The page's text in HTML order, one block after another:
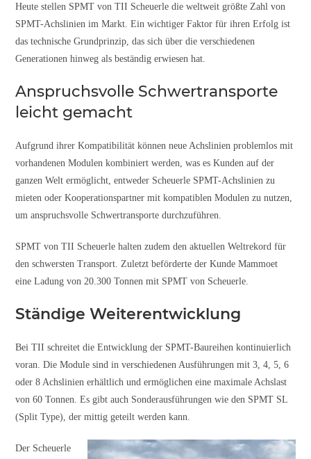
Heute stellen SPMT von TII Scheuerle die weltweit größte Zahl von
SPMT-Achslinien im Markt. Ein wichtiger Faktor für ihren Erfolg ist
das technische Grundprinzip, das sich über die verschiedenen
Generationen hinweg als beständig erwiesen hat.
Anspruchsvolle Schwertransporte
leicht gemacht
Aufgrund ihrer Kompatibilität können neue Achslinien problemlos mit
vorhandenen Modulen kombiniert werden, was es Kunden auf der
ganzen Welt ermöglicht, entweder Scheuerle SPMT-Achslinien zu
mieten oder Kooperationspartner mit kompatiblen Modulen zu nutzen,
um anspruchsvolle Schwertransporte durchzuführen.
SPMT von TII Scheuerle halten zudem den aktuellen Weltrekord für
den schwersten Transport. Zuletzt beförderte der Kunde Mammoet
eine Ladung von 20.300 Tonnen mit SPMT von Scheuerle.
Ständige Weiterentwicklung
Bei TII schreitet die Entwicklung der SPMT-Baureihen kontinuierlich
voran. Die Module sind in verschiedenen Ausführungen mit 3, 4, 5, 6
oder 8 Achslinien erhältlich und ermöglichen eine maximale Achslast
von 60 Tonnen. Es gibt auch Sonderausführungen wie den SPMT SL
(Split Type), der mittig geteilt werden kann.
Der Scheuerle